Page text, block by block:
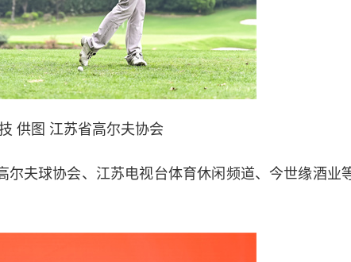
供图 江苏省高尔夫协会
夫球协会、江苏电视台体育休闲频道、今世缘酒业